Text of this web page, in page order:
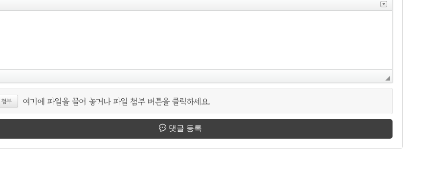
부 여기에 파일을 끌어 놓거나 파일 첨부 버튼을 클릭하세요.
댓글 등록